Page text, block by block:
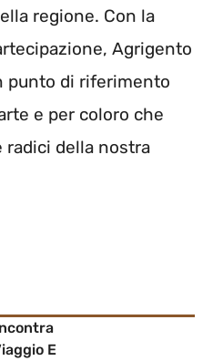
regione. Con la
Agrigento
punto di riferimento
e per coloro che
radici della nostra
E